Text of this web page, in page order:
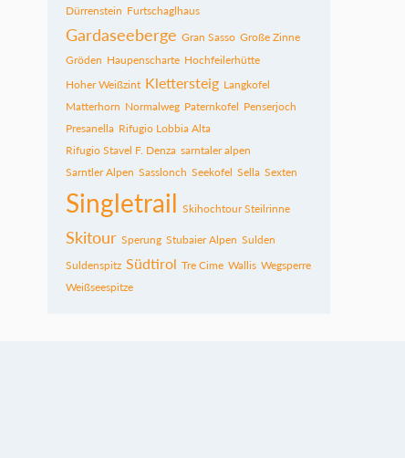
Dürrenstein Furtschaglhaus
Gardaseeberge Gran Sasso Große Zinne
Gröden Haupenscharte Hochfeilerhütte
Hoher Weißzint Klettersteig Langkofel
Matterhorn Normalweg Paternkofel Penserjoch
Presanella Rifugio Lobbia Alta
Rifugio Stavel F. Denza sarntaler alpen
Sarntler Alpen Sasslonch Seekofel Sella Sexten
Singletrail Skihochtour Steilrinne
Skitour Sperung Stubaier Alpen Sulden
Suldenspitz Südtirol Tre Cime Wallis Wegsperre
Weißseespitze